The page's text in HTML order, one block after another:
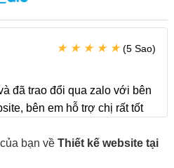
★ ★ ★ ★ ★(5 Sao)
đã trao đổi qua zalo với bên
bên em hỗ trợ chị rất tốt
bạn về Thiết kế website tại